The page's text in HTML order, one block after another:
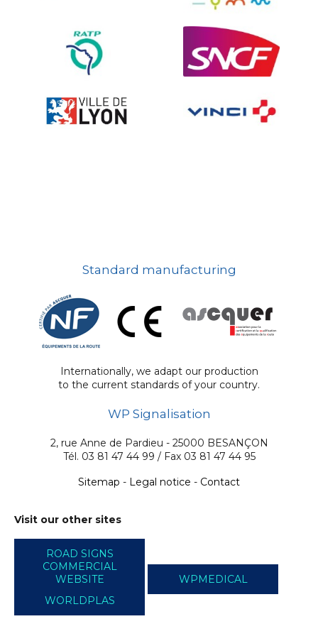
Ville fleurie, village fleuri
On-board road signs
Standard manufacturing
Internationally, we adapt our production
to the current standards of your country.
WP Signalisation
2, rue Anne de Pardieu - 25000 BESANÇON
Tél. 03 81 47 44 99 / Fax 03 81 47 44 95
Sitemap - Legal notice - Contact
Visit our other sites
ROAD SIGNS
COMMERCIAL
WEBSITE
WPMEDICAL
WORLDPLAS